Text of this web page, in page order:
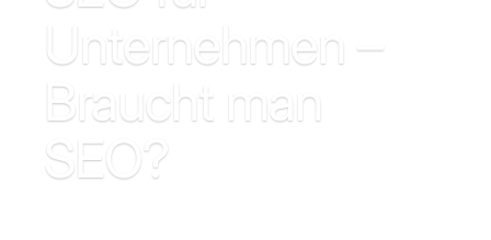
Unternehmen –
Braucht man
SEO?